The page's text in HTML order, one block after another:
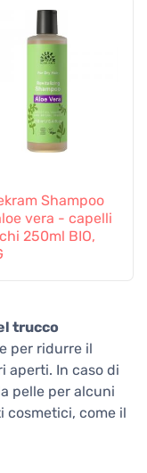
Shampoo
vera - capelli
250ml BIO,
trucco
per ridurre il
aperti. In caso di
pelle per alcuni
come il